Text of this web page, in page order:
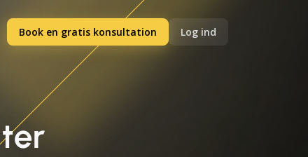
Book en gratis konsultation Log ind